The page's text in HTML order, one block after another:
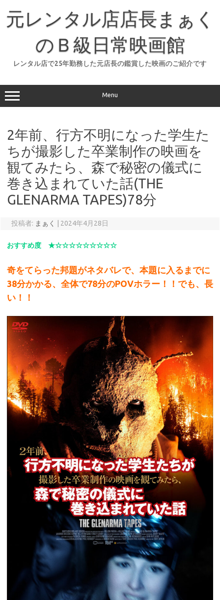
元レンタル店店長まぁく
のＢ級日常映画館
レンタル店で25年勤務した元店長の鑑賞した映画のご紹介です
Menu
2年前、行方不明になった学生た
ちが撮影した卒業制作の映画を
観てみたら、森で秘密の儀式に
巻き込まれていた話(THE
GLENARMA TAPES)78分
投稿者: まぁく 2024年4月28日
おすすめ度 ★☆☆☆☆☆☆☆☆☆
奇をてらった邦題がネタバレで、本題に入るまでに
38分かかる、全体で78分のPOVホラー！！でも、長
い！！